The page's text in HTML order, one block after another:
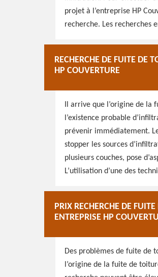
projet à l’entreprise HP
recherche. Les recherches
RECHERCHE DE FUITE DE
HP COUVERTURE
Il arrive que l’origine de la
l’existence probable
prévenir immédiatement.
stopper les sources
plusieurs couches, pose
L’utilisation d’une des
PRIX RECHERCHE DE
ENTREPRISE HP
Des problèmes de fuite de
l’origine de la fuite de